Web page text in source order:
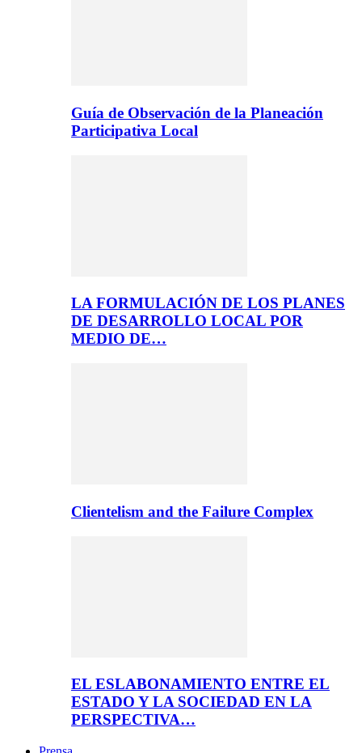
Guía de Observación de la Planeación
Participativa Local
LA FORMULACIÓN DE LOS PLANES
DE DESARROLLO LOCAL POR
MEDIO DE…
Clientelism and the Failure Complex
EL ESLABONAMIENTO ENTRE EL
ESTADO Y LA SOCIEDAD EN LA
PERSPECTIVA…